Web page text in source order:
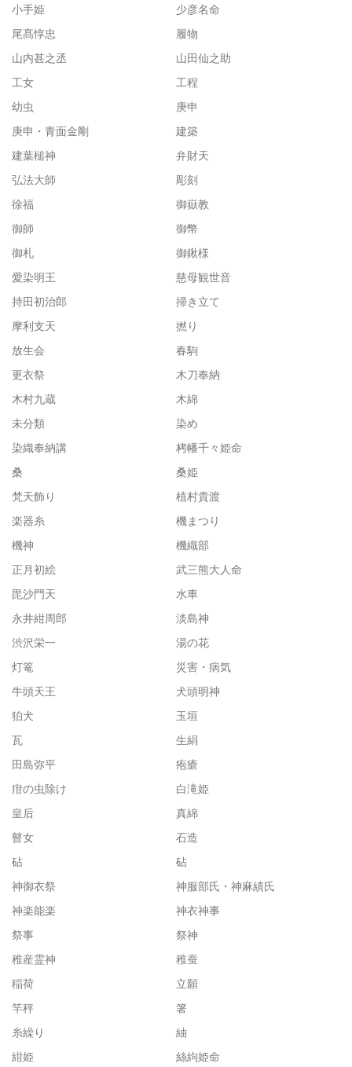
小手姫
少彦名命
尾髙惇忠
履物
山内甚之丞
山田仙之助
工女
工程
幼虫
庚申
庚申・青面金剛
建築
建葉槌神
弁財天
弘法大師
彫刻
徐福
御嶽教
御師
御幣
御札
御鍬様
愛染明王
慈母観世音
持田初治郎
掃き立て
摩利支天
撚り
放生会
春駒
更衣祭
木刀奉納
木村九蔵
木綿
未分類
染め
染織奉納講
栲幡千々姫命
桑
桑姫
梵天飾り
植村貴渡
楽器糸
機まつり
機神
機織部
正月初絵
武三熊大人命
毘沙門天
水車
永井紺周郎
淡島神
渋沢栄一
湯の花
灯篭
災害・病気
牛頭天王
犬頭明神
狛犬
玉垣
瓦
生絹
田島弥平
疱瘡
疳の虫除け
白滝姫
皇后
真綿
瞽女
石造
砧
砧
神御衣祭
神服部氏・神麻績氏
神楽能楽
神衣神事
祭事
祭神
稚産霊神
稚蚕
稲荷
立願
竿秤
箸
糸繰り
紬
紺姫
絲絇姫命